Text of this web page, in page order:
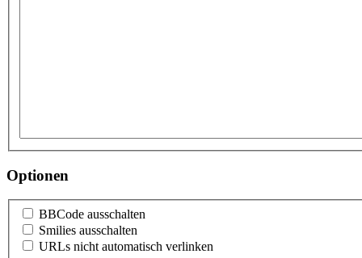
Optionen
BBCode ausschalten
Smilies ausschalten
URLs nicht automatisch verlinken